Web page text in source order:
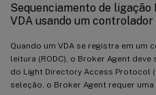
Sequenciamento de
VDA usando um
Quando um VDA se registra em
leitura (RODC), o Broker Agent
do Light Directory Access Protocol
seleção, o Broker Agent requer